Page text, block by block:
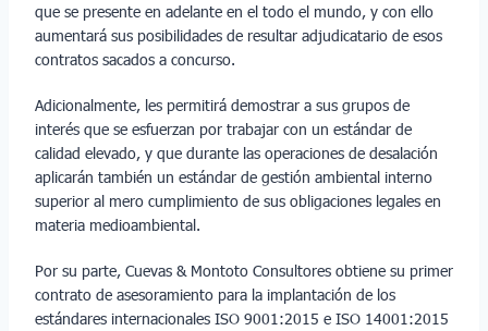
que se presente en adelante en el todo el mundo, y con ello
aumentará sus posibilidades de resultar adjudicatario de esos
contratos sacados a concurso.
Adicionalmente, les permitirá demostrar a sus grupos de
interés que se esfuerzan por trabajar con un estándar de
calidad elevado, y que durante las operaciones de desalación
aplicarán también un estándar de gestión ambiental interno
superior al mero cumplimiento de sus obligaciones legales en
materia medioambiental.
Por su parte, Cuevas & Montoto Consultores obtiene su primer
contrato de asesoramiento para la implantación de los
estándares internacionales ISO 9001:2015 e ISO 14001:2015